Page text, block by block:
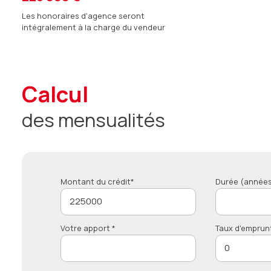
Les honoraires d'agence seront
intégralement à la charge du vendeur
calcul
des mensualités
Montant du crédit* Durée
Votre apport * Taux